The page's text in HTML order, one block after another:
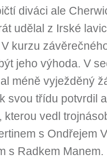
diváci ale
udělal z Irské
kurzu
jeho výhoda. V
méně vyježděný
svou třídu potvrdil
kterou vedl
s Ondřejem
s Radkem